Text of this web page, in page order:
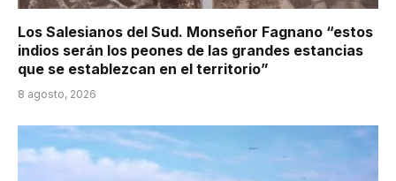
Los Salesianos del Sud. Monseñor Fagnano “estos
indios serán los peones de las grandes estancias
que se establezcan en el territorio”
8 agosto, 2026